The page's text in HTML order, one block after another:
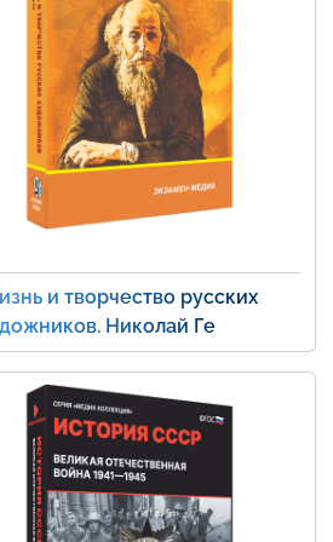
и творчество русских
Николай Ге